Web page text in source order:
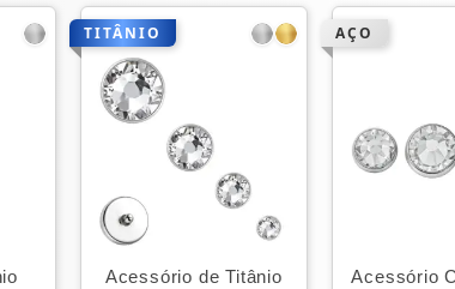
TITÂNIO
Acessório de Titânio
AÇO
Acessório